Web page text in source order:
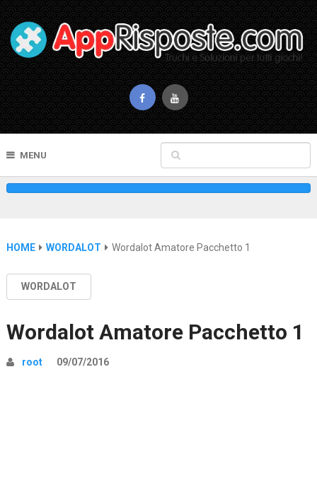
MENU
HOME WORDALOT Wordalot Amatore Pacchetto 1
WORDALOT
Wordalot Amatore Pacchetto 1
root 09/07/2016